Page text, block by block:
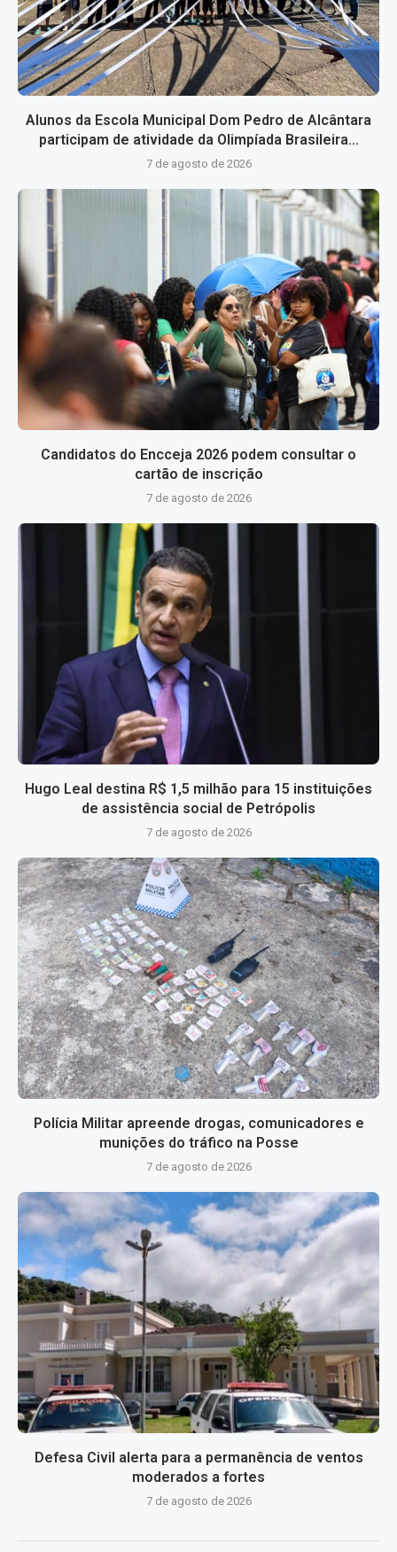
Alunos da Escola Municipal Dom Pedro de Alcântara
participam de atividade da Olimpíada Brasileira...
7 de agosto de 2026
Candidatos do Encceja 2026 podem consultar o
cartão de inscrição
7 de agosto de 2026
Hugo Leal destina R$ 1,5 milhão para 15 instituições
de assistência social de Petrópolis
7 de agosto de 2026
Polícia Militar apreende drogas, comunicadores e
munições do tráfico na Posse
7 de agosto de 2026
Defesa Civil alerta para a permanência de ventos
moderados a fortes
7 de agosto de 2026